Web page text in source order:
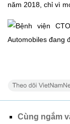
năm 2018, chỉ vì
Cùng ngắm